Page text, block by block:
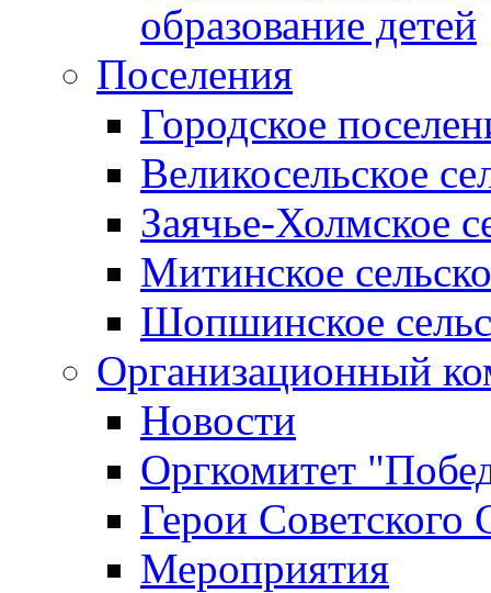
образование детей
Поселения
Городское
Великосельское
Заячье-Холмское
Митинское
Шопшинское
Организационный
Новости
Оргкомитет
Герои Советского
Мероприятия